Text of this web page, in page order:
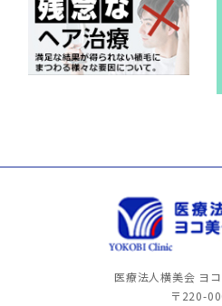
医療法人横美会 ヨ
〒220-